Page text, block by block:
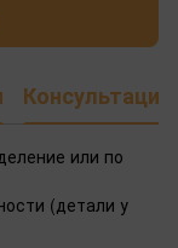
Консультация
или по
(детали у